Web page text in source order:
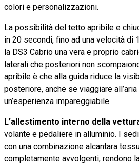
colori e personalizzazioni.
La possibilità del tetto apribile e
in 20 secondi, fino ad una velocità di
la DS3 Cabrio una vera e proprio
laterali che posteriori non
apribile è che alla guida riduce la
posteriore, anche se viaggiare
un’esperienza impareggiabile.
L’allestimento interno della
volante e pedaliere in alluminio. I
con una combinazione alcantara
completamente avvolgenti, rendono